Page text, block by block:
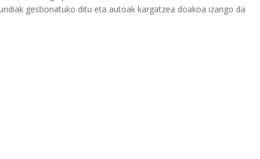
gestionatuko ditu eta autoak kargatzea doakoa izango da